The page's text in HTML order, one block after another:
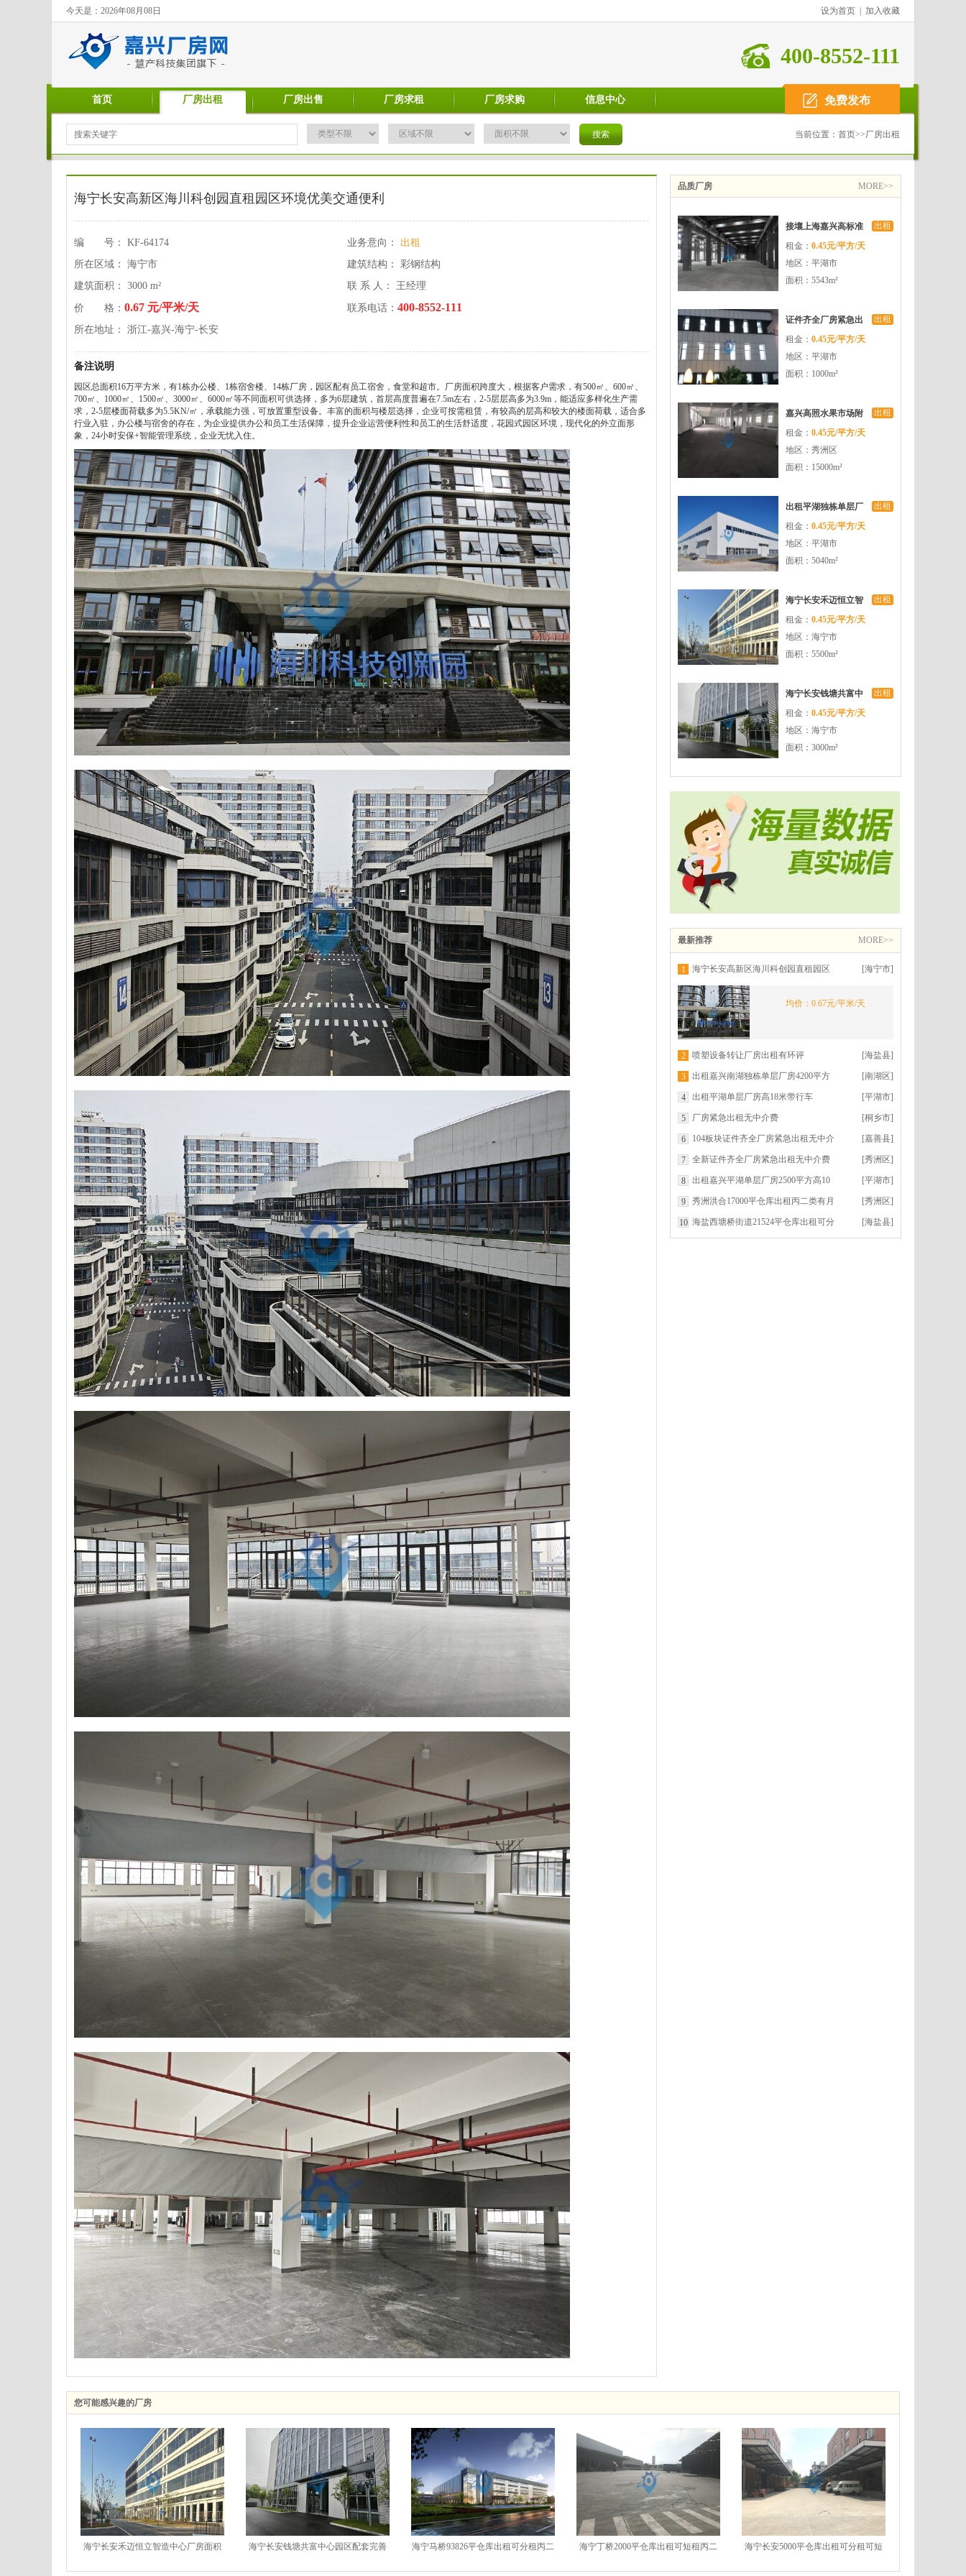
今天是：2026年08月08日 设为首页 加入收藏
400-8552-111
首页 厂房出租 厂房出售 厂房求租 厂房求购 信息中心 免费发布
当前位置： 首页>>厂房出租
海宁长安高新区海川科创园直租园区环境优美交通便利
编 号： KF-64174 业务意向： 出租
所在区域： 海宁市
建筑结构： 彩钢结构
建筑面积： 3000 m²
联 系 人： 王经理
价 格： 0.67 元/平米/天 联系电话： 400-8552-111
所在地址： 浙江-嘉兴-海宁-长安
备注说明
园区总面积16万平方米，有1栋办公楼、1栋宿舍楼、14栋厂房，园区配有员工宿舍，食堂和超市。厂房面积跨度大，根据客户需求，有500㎡、600㎡、
700㎡、1000㎡、1500㎡、3000㎡、6000㎡等不同面积可供选择，多为6层建筑，首层高度普遍在7.5m左右，2-5层层高多为3.9m，能适应多样化生产需
求，2-5层楼面荷载多为5.5KN/㎡，承载能力强，可放置重型设备。丰富的面积与楼层选择，企业可按需租赁，有较高的层高和较大的楼面荷载，适合多
行业入驻，办公楼与宿舍的存在，为企业提供办公和员工生活保障，提升企业运营便利性和员工的生活舒适度，花园式园区环境，现代化的外立面形
象，24小时安保+智能管理系统，企业无忧入住。
品质厂房 MORE>>
接壤上海嘉兴高标准
国资厂房招商
出租
租金： 0.45元/平方/天
地区：平湖市
面积：5543m²
证件齐全厂房紧急出
租无中介费
出租
租金： 0.45元/平方/天
地区：平湖市
面积：1000m²
嘉兴高照水果市场附
近10000平米不要求税
收的厂房出租
出租
租金： 0.45元/平方/天
地区：秀洲区
面积：15000m²
出租平湖独栋单层厂
房5040平方米高9米可
装行车
出租
租金： 0.45元/平方/天
地区：平湖市
面积：5040m²
海宁长安禾迈恒立智
造中心厂房面积大交
通便利
出租
租金： 0.45元/平方/天
地区：海宁市
面积：5500m²
海宁长安钱塘共富中
心园区配套完善交通
便利
出租
租金： 0.45元/平方/天
地区：海宁市
面积：3000m²
最新推荐 MORE>>
1 海宁长安高新区海川科创园直租园区
环境优美交通便利
[海宁市]
均价：0.67元/平米/天
2 喷塑设备转让厂房出租有环评 [海盐县]
3 出租嘉兴南湖独栋单层厂房4200平方
高9米
[南湖区]
4 出租平湖单层厂房高18米带行车 [平湖市]
5 厂房紧急出租无中介费 [桐乡市]
6 104板块证件齐全厂房紧急出租无中介
费
[嘉善县]
7 全新证件齐全厂房紧急出租无中介费 [秀洲区]
8 出租嘉兴平湖单层厂房2500平方高10
米
[平湖市]
9 秀洲洪合17000平仓库出租丙二类有月
台层高9米
[秀洲区]
10 海盐西塘桥街道21524平仓库出租可分 [海盐县]
您可能感兴趣的厂房
海宁长安禾迈恒立智造中心厂房面积 海宁长安钱塘共富中心园区配套完善 海宁马桥93826平仓库出租可分租丙二 海宁丁桥2000平仓库出租可短租丙二 海宁长安5000平仓库出租可分租可短